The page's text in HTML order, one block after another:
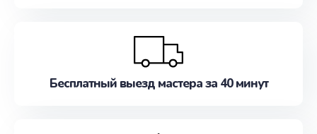
Бесплатный выезд мастера за 40 минут